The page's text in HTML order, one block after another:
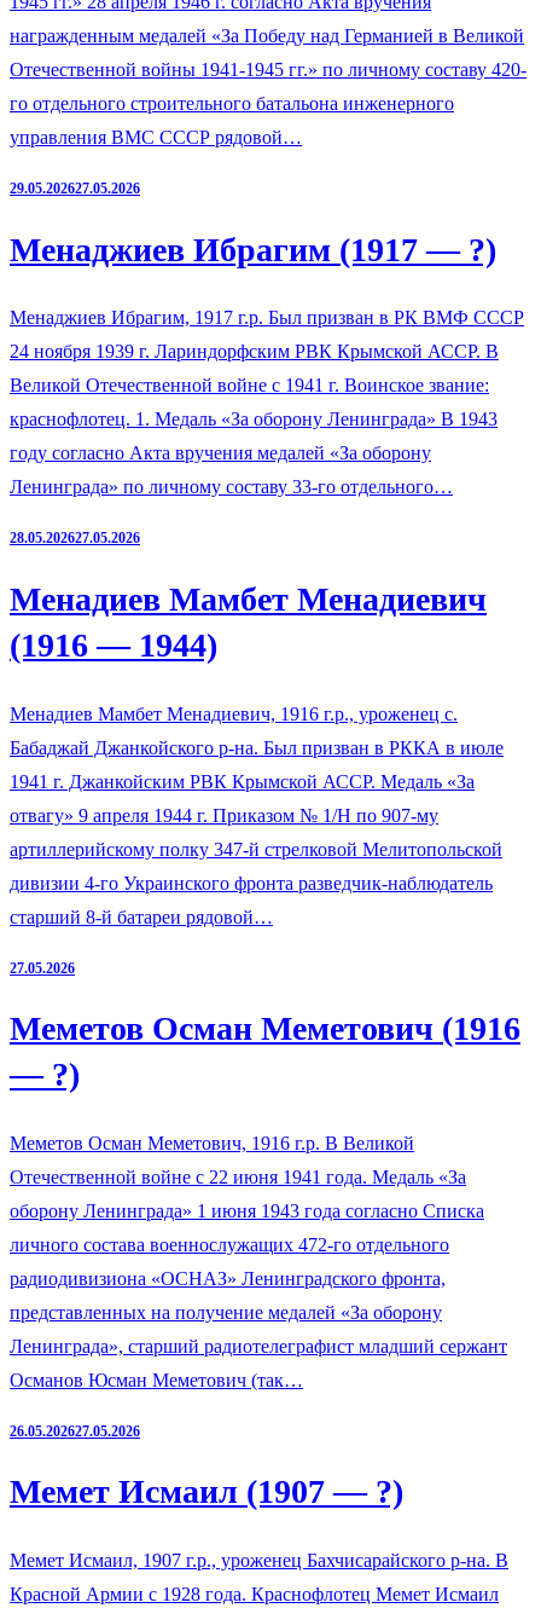
награжденным медалей «За Победу над Германией в Великой
Отечественной войны 1941-1945 гг.» по личному составу 420-
го отдельного строительного батальона инженерного
управления ВМС СССР рядовой…
29.05.202627.05.2026
Менаджиев Ибрагим (1917 — ?)
Менаджиев Ибрагим, 1917 г.р. Был призван в РК ВМФ СССР
24 ноября 1939 г. Лариндорфским РВК Крымской АССР. В
Великой Отечественной войне с 1941 г. Воинское звание:
краснофлотец. 1. Медаль «За оборону Ленинграда» В 1943
году согласно Акта вручения медалей «За оборону
Ленинграда» по личному составу 33-го отдельного…
28.05.202627.05.2026
Менадиев Мамбет Менадиевич
(1916 — 1944)
Менадиев Мамбет Менадиевич, 1916 г.р., уроженец с.
Бабаджай Джанкойского р-на. Был призван в РККА в июле
1941 г. Джанкойским РВК Крымской АССР. Медаль «За
отвагу» 9 апреля 1944 г. Приказом № 1/Н по 907-му
артиллерийскому полку 347-й стрелковой Мелитопольской
дивизии 4-го Украинского фронта разведчик-наблюдатель
старший 8-й батареи рядовой…
27.05.2026
Меметов Осман Меметович (1916
— ?)
Меметов Осман Меметович, 1916 г.р. В Великой
Отечественной войне с 22 июня 1941 года. Медаль «За
оборону Ленинграда» 1 июня 1943 года согласно Списка
личного состава военнослужащих 472-го отдельного
радиодивизиона «ОСНАЗ» Ленинградского фронта,
представленных на получение медалей «За оборону
Ленинграда», старший радиотелеграфист младший сержант
Османов Юсман Меметович (так…
26.05.202627.05.2026
Мемет Исмаил (1907 — ?)
Мемет Исмаил, 1907 г.р., уроженец Бахчисарайского р-на. В
Красной Армии с 1928 года. Краснофлотец Мемет Исмаил